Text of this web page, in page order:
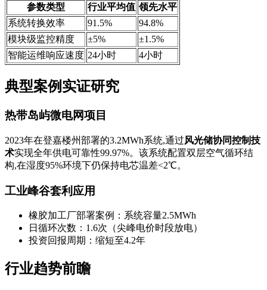
参数类型 行业平均值 领先水平
系统转换效率
91.5%
94.8%
模块级监控精度
±5%
±1.5%
智能运维响应速度 24小时 4小时
典型案例实证研究
热带岛屿微电网项目
2023年在登嘉楼州部署的3.2MWh系统,通过风光储协同控制技
术实现全年供电可靠性99.97%。该系统配置双层空气循环结
构,在湿度95%环境下仍保持电芯温差<2℃。
工业峰谷套利应用
橡胶加工厂部署案例：系统容量2.5MWh
日循环次数：1.6次（尖峰电价时段放电）
投资回报周期：缩短至4.2年
行业趋势前瞻